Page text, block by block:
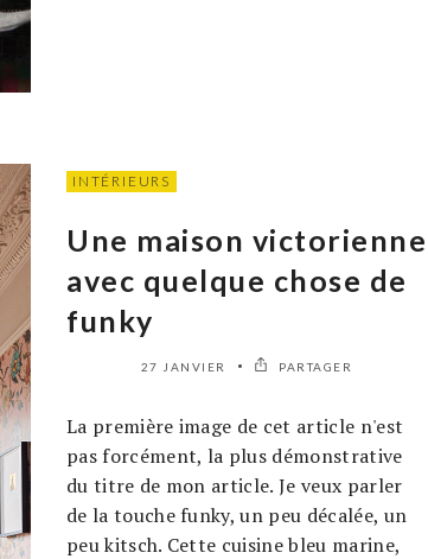
INTÉRIEURS
Une maison victorienne
avec quelque chose de
funky
27 JANVIER PARTAGER
La première image de cet article n'est
pas forcément, la plus démonstrative
du titre de mon article. Je veux parler
de la touche funky, un peu décalée, un
peu kitsch. Cette cuisine bleu marine,